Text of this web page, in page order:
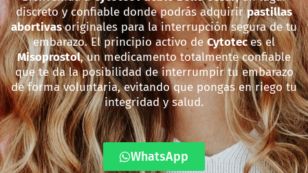
discreto y confiable donde podrás adquirirpastillas
abortivasoriginales para la interrupción segura de tu
embarazo. El principio activo de Cytoteces el
Misoprostol, un medicamento totalmente confiable
que te da la posibilidad de interrumpir tu embarazo
de forma voluntaria, evitando que pongas en riego tu
integridad y salud.
WhatsApp